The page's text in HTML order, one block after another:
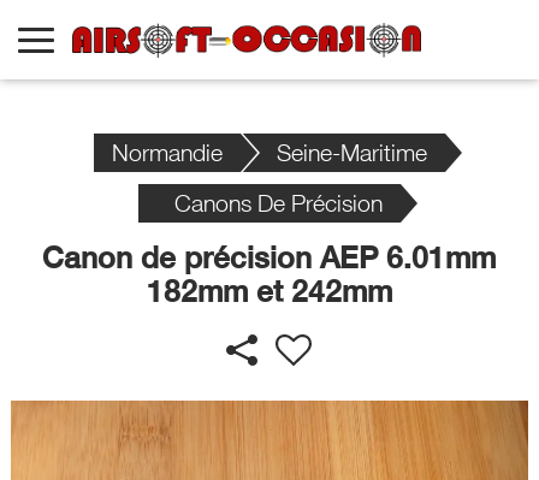
Normandie
Seine-Maritime
Canons De Précision
Canon de précision AEP 6.01mm
182mm et 242mm